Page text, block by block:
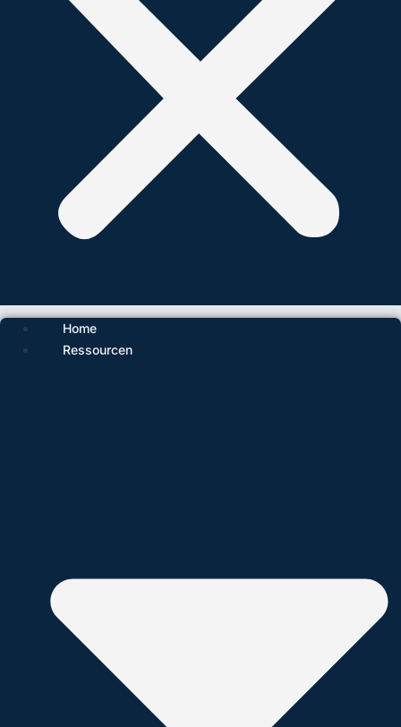
Home
Ressourcen